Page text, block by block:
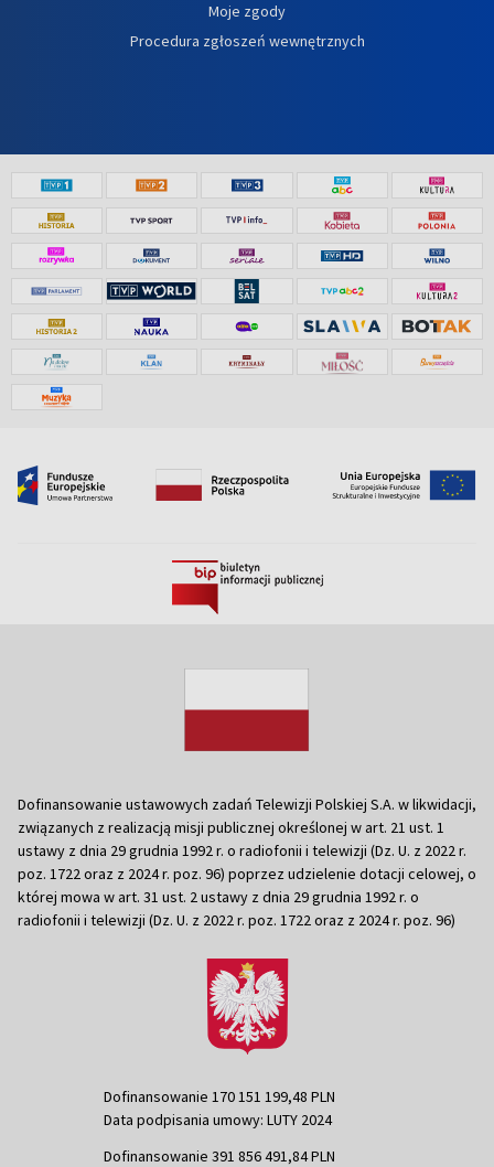
Moje zgody
Procedura zgłoszeń wewnętrznych
Dofinansowanie ustawowych zadań Telewizji Polskiej S.A. w likwidacji,
związanych z realizacją misji publicznej określonej w art. 21 ust. 1
ustawy z dnia 29 grudnia 1992 r. o radiofonii i telewizji (Dz. U. z 2022 r.
poz. 1722 oraz z 2024 r. poz. 96) poprzez udzielenie dotacji celowej, o
której mowa w art. 31 ust. 2 ustawy z dnia 29 grudnia 1992 r. o
radiofonii i telewizji (Dz. U. z 2022 r. poz. 1722 oraz z 2024 r. poz. 96)
Dofinansowanie 170 151 199,48 PLN
Data podpisania umowy: LUTY 2024
Dofinansowanie 391 856 491,84 PLN